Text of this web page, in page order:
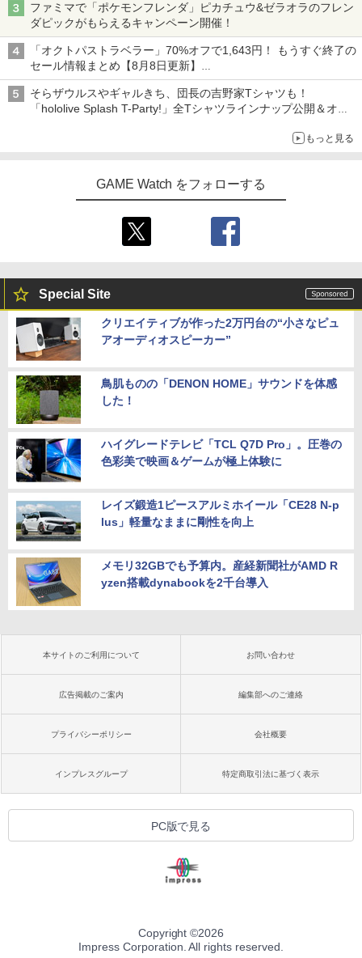
ファミマで「ポケモンフレンダ」ピカチュウ&ゼラオラのフレン
ダピックがもらえるキャンペーン開催！
「オクトパストラベラー」70%オフで1,643円！ もうすぐ終了の
セール情報まとめ【8月8日更新】
ニンテンドーeショップでは「大神 絶景版」が67%オフで990円
そらザウルスやギャルきち、団長の吉野家Tシャツも！
「hololive Splash T-Party!」全Tシャツラインナップ公開＆オン
もっと見る
GAME Watch をフォローする
Special Site
クリエイティブが作った2万円台の“小さなピュ
アオーディオスピーカー”
鳥肌ものの「DENON HOME」サウンドを体感
した！
ハイグレードテレビ「TCL Q7D Pro」。圧巻の
色彩美で映画＆ゲームが極上体験に
レイズ鍛造1ピースアルミホイール「CE28 N-p
lus」軽量なままに剛性を向上
メモリ32GBでも予算内。産経新聞社がAMD R
yzen搭載dynabookを2千台導入
本サイトのご利用について お問い合わせ
広告掲載のご案内 編集部へのご連絡
プライバシーポリシー 会社概要
インプレスグループ 特定商取引法に基づく表示
PC版で見る
Copyright ©2026
Impress Corporation. All rights reserved.